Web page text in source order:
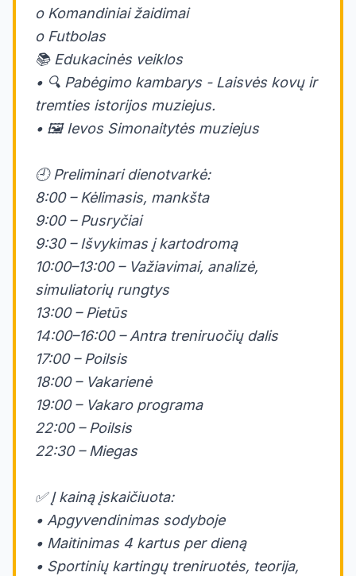
o Komandiniai žaidimai
o Futbolas
📚 Edukacinės veiklos
• 🔍 Pabėgimo kambarys - Laisvės kovų ir
tremties istorijos muziejus.
• 🖼️ Ievos Simonaitytės muziejus
🕘 Preliminari dienotvarkė:
8:00 – Kėlimasis, mankšta
9:00 – Pusryčiai
9:30 – Išvykimas į kartodromą
10:00–13:00 – Važiavimai, analizė,
simuliatorių rungtys
13:00 – Pietūs
14:00–16:00 – Antra treniruočių dalis
17:00 – Poilsis
18:00 – Vakarienė
19:00 – Vakaro programa
22:00 – Poilsis
22:30 – Miegas
✅ Į kainą įskaičiuota:
• Apgyvendinimas sodyboje
• Maitinimas 4 kartus per dieną
• Sportinių kartingų treniruotės, teorija,